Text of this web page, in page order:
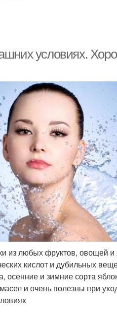
условиях.
любых фруктов, овощей и
кислот и дубильных
осенние и зимние сорта
и очень полезны при